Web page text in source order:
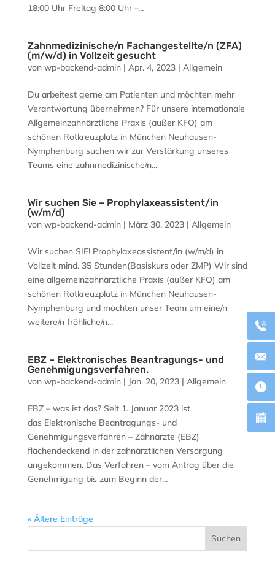
18:00 Uhr Freitag 8:00 Uhr –...
Zahnmedizinische/n Fachangestellte/n (ZFA)
(m/w/d) in Vollzeit gesucht
von wp-backend-admin| Apr. 4, 2023| Allgemein
Du arbeitest gerne am Patienten und möchten mehr
Verantwortung übernehmen? Für unsere internationale
Allgemeinzahnärztliche Praxis (außer KFO) am
schönen Rotkreuzplatz in München Neuhausen-
Nymphenburg suchen wir zur Verstärkung unseres
Teams eine zahnmedizinische/n...
Wir suchen Sie – Prophylaxeassistent/in
(w/m/d)
von wp-backend-admin| März 30, 2023| Allgemein
Wir suchen SIE! Prophylaxeassistent/in (w/m/d) in
Vollzeit mind. 35 Stunden(Basiskurs oder ZMP) Wir sind
eine allgemeinzahnärztliche Praxis (außer KFO) am
schönen Rotkreuzplatz in München Neuhausen-
Nymphenburg und möchten unser Team um eine/n
weitere/n fröhliche/n...
EBZ – Elektronisches Beantragungs- und
Genehmigungsverfahren.
von wp-backend-admin| Jan. 20, 2023| Allgemein
EBZ – was ist das? Seit 1. Januar 2023 ist
das Elektronische Beantragungs- und
Genehmigungsverfahren – Zahnärzte (EBZ)
flächendeckend in der zahnärztlichen Versorgung
angekommen. Das Verfahren – vom Antrag über die
Genehmigung bis zum Beginn der...
« Ältere Einträge
Suchen